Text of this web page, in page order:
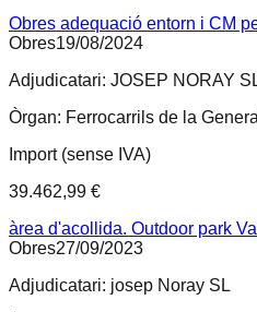
Obres adequació entorn i CM
Obres19/08/2024
Adjudicatari: JOSEP NORAY
Òrgan: Ferrocarrils de la
Import (sense IVA)
39.462,99 €
àrea d'acollida. Outdoor park
Obres27/09/2023
Adjudicatari: josep Noray SL